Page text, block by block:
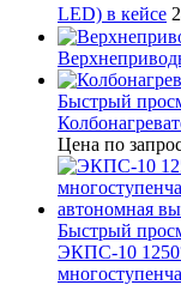
LED) в кейсе
Быстрый
Цена по
Быстрый
ЭКПС-10